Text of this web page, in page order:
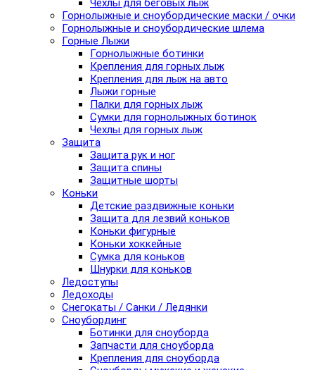
Чехлы для беговых лыж
Горнолыжные и сноубордические маски / очки
Горнолыжные и сноубордические шлема
Горные Лыжи
Горнолыжные ботинки
Крепления для горных лыж
Крепления для лыж на авто
Лыжи горные
Палки для горных лыж
Сумки для горнолыжных ботинок
Чехлы для горных лыж
Защита
Защита рук и ног
Защита спины
Защитные шорты
Коньки
Детские раздвижные коньки
Защита для лезвий коньков
Коньки фигурные
Коньки хоккейные
Сумка для коньков
Шнурки для коньков
Ледоступы
Ледоходы
Снегокаты / Санки / Ледянки
Сноубординг
Ботинки для сноуборда
Запчасти для сноуборда
Крепления для сноуборда